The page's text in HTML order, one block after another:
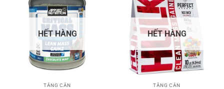
HẾT HÀNG
TĂNG CÂN
HẾT HÀNG
TĂNG CÂN